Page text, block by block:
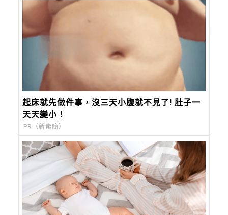
起床就先做件事，沒三天小腹就不見了! 肚子一
天天變小！
PR（新素簡）